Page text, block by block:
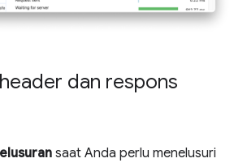
dan respons
saat Anda perlu menelusuri